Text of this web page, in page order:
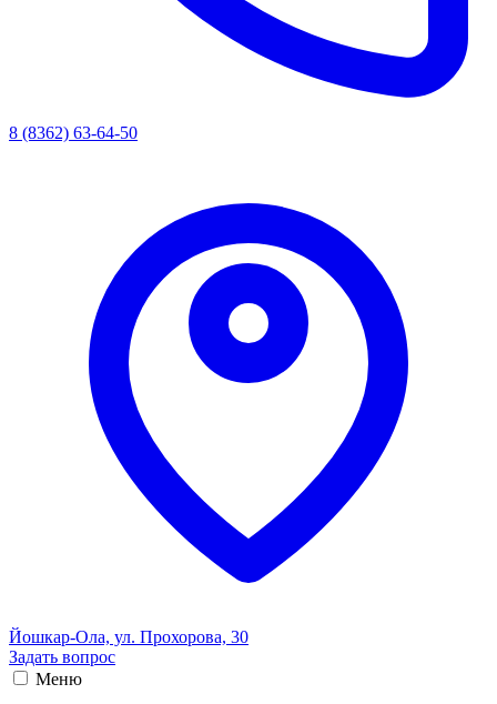
8 (8362) 63-64-50
Йошкар-Ола, ул. Прохорова, 30
Задать вопрос
Меню